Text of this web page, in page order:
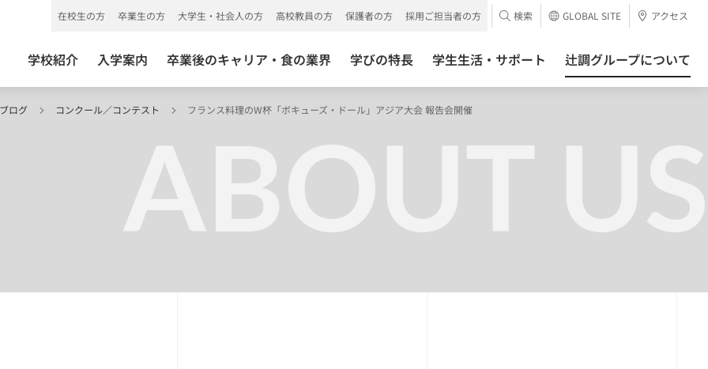
学校紹介 入学案内 卒業後のキャリア・食の業界 学びの特長 学生生活・サポート 辻調グループについて
在校生の方 卒業生の方 大学生・社会人の方 高校教員の方 保護者の方 採用ご担当者の方 検索 GLOBAL SITE アクセス
ABOUT US
ログ コンクール／コンテスト フランス料理のW杯「ボキューズ・ドール」アジア大会 報告会開催